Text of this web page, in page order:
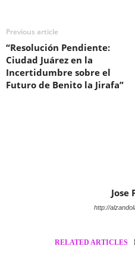
Previous article
“Resolución Pendiente:
Ciudad Juárez en la
Incertidumbre sobre el
Futuro de Benito la Jirafa”
Jose
http://
RELATED ARTICLES